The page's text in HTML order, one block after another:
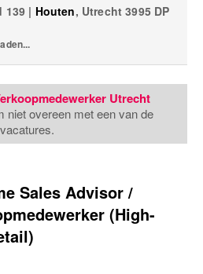
zoeken wij jou.Bij...
139 | Houten, Utrecht 3995 DP
Utrecht
niet overeen met een van de
vacatures.
Sales Advisor /
(High-